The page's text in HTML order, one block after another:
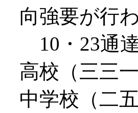
向強要が行
10・23通
高校（三三
中学校（二